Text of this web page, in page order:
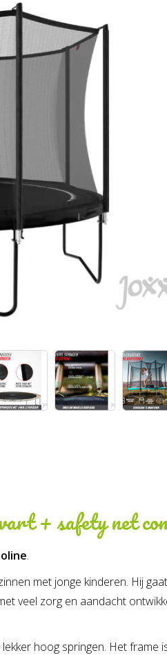
+ safety net
.
met jonge kinderen. Hij
veel zorg en aandacht
hoog springen. Het